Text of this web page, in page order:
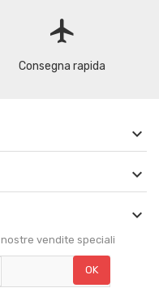
flight
Consegna rapida



vendite speciali